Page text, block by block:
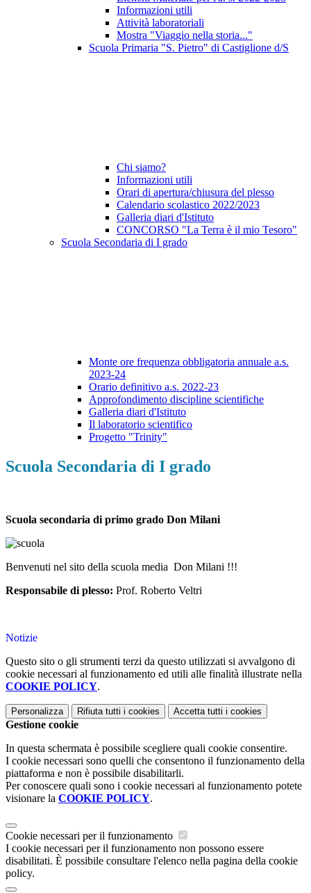
Informazioni utili
Attività laboratoriali
Mostra "Viaggio nella storia..."
Scuola Primaria "S. Pietro" di Castiglione d/S
Chi siamo?
Informazioni utili
Orari di apertura/chiusura del plesso
Calendario scolastico 2022/2023
Galleria diari d'Istituto
CONCORSO "La Terra è il mio Tesoro"
Scuola Secondaria di I grado
Monte ore frequenza obbligatoria annuale a.s.
2023-24
Orario definitivo a.s. 2022-23
Approfondimento discipline scientifiche
Galleria diari d'Istituto
Il laboratorio scientifico
Progetto "Trinity"
Scuola Secondaria di I grado
Scuola secondaria di primo grado Don Milani
Benvenuti nel sito della scuola media Don Milani !!!
Responsabile di plesso: Prof. Roberto Veltri
Notizie
Questo sito o gli strumenti terzi da questo utilizzati si avvalgono di
cookie necessari al funzionamento ed utili alle finalità illustrate nella
COOKIE POLICY.
Personalizza Rifiuta tutti i cookies Accetta tutti i cookies
Gestione cookie
In questa schermata è possibile scegliere quali cookie consentire.
I cookie necessari sono quelli che consentono il funzionamento della
piattaforma e non è possibile disabilitarli.
Per conoscere quali sono i cookie necessari al funzionamento potete
visionare la COOKIE POLICY.
Cookie necessari per il funzionamento
I cookie necessari per il funzionamento non possono essere
disabilitati. È possibile consultare l'elenco nella pagina della cookie
policy.